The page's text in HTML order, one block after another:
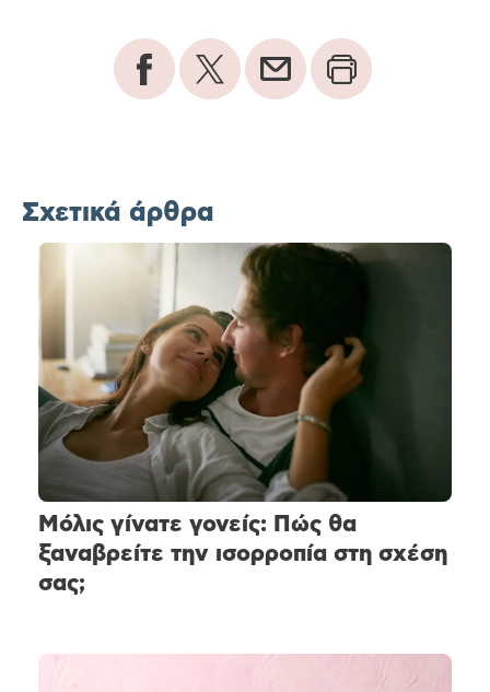
Σχετικά άρθρα
Μόλις γίνατε γονείς: Πώς θα
ξαναβρείτε την ισορροπία στη σχέση
σας;